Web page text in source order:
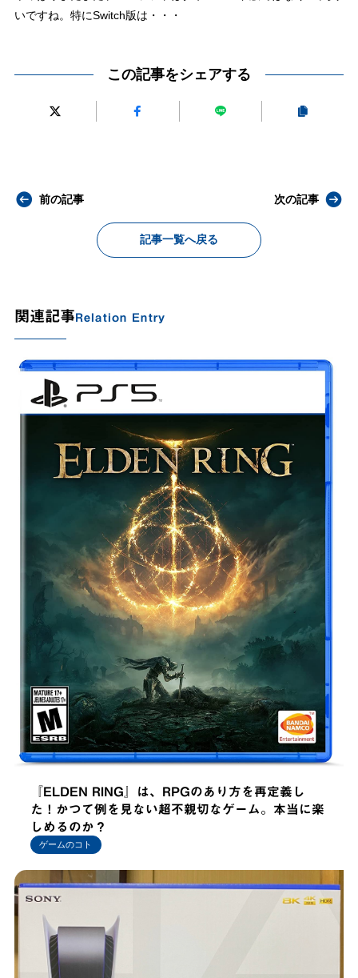
いですね。特にSwitch版は・・・
この記事をシェアする
前の記事
記事一覧へ戻る
次の記事
関連記事Relation Entry
『ELDEN RING』は、RPGのあり方を再定義し
た！かつて例を見ない超不親切なゲーム。本当に楽
しめるのか？
ゲームのコト